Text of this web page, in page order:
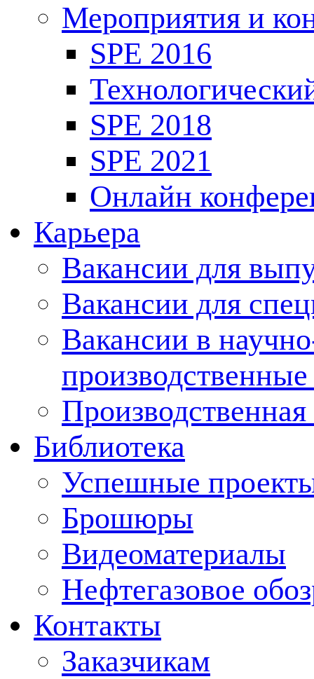
Мероприятия и
SPE 2016
SPE 2018
SPE 2021
Онлайн
Карьера
Вакансии для
Вакансии для
Вакансии в
Производственная
Библиотека
Успешные
Брошюры
Видеоматериалы
Нефтегазовое
Контакты
Заказчикам